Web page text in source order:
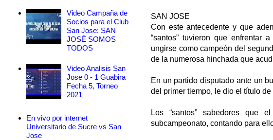
SAN JOSE
Con este antecedente y que
“santos” tuvieron que enfrentar
ungirse como campeón del
de la numerosa hinchada que
En un partido disputado ante un
del primer tiempo, le dio el título
Los “santos” sabedores que
subcampeonato, contando para
Video Campaña de
Socios para el Club
San Jose: SAN
JOSÉ SOMOS
TODOS
Video Analisis San
Jose 0 - 1 Guabira
Fecha 5, Torneo
2021
En vivo por internet
Universitario de Sucre vs San
Jose